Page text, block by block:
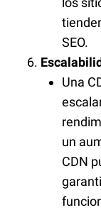
SEO.
Una
un
CDN